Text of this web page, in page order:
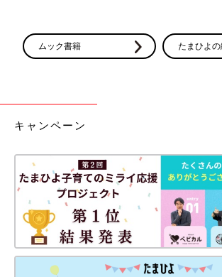
ムック書籍 たまひよ
キャンペーン